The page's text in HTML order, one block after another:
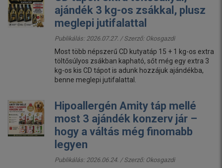
ajándék 3 kg-os zsákkal, plusz
meglepi jutifalattal
Publikálás: 2026.07.27. / Szerző: Okosgazdi
Most több népszerű CD kutyatáp 15 + 1 kg-os extra
töltősúlyos zsákban kapható, sőt még egy extra 3
kg-os kis CD tápot is adunk hozzájuk ajándékba,
benne meglepi jutifalattal.
Hipoallergén Amity táp mellé
most 3 ajándék konzerv jár –
hogy a váltás még finomabb
legyen
Publikálás: 2026.06.24. / Szerző: Okosgazdi